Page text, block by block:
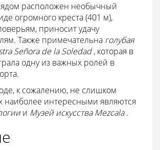
расположен необычный
огромного креста (401 м),
приносит удачу
Также примечательна голубая
Señora de la Soledad, которая в
одну из важных ролей в
к сожалению, не слишком
наиболее интересными являются
и Музей искусства Mezcala.